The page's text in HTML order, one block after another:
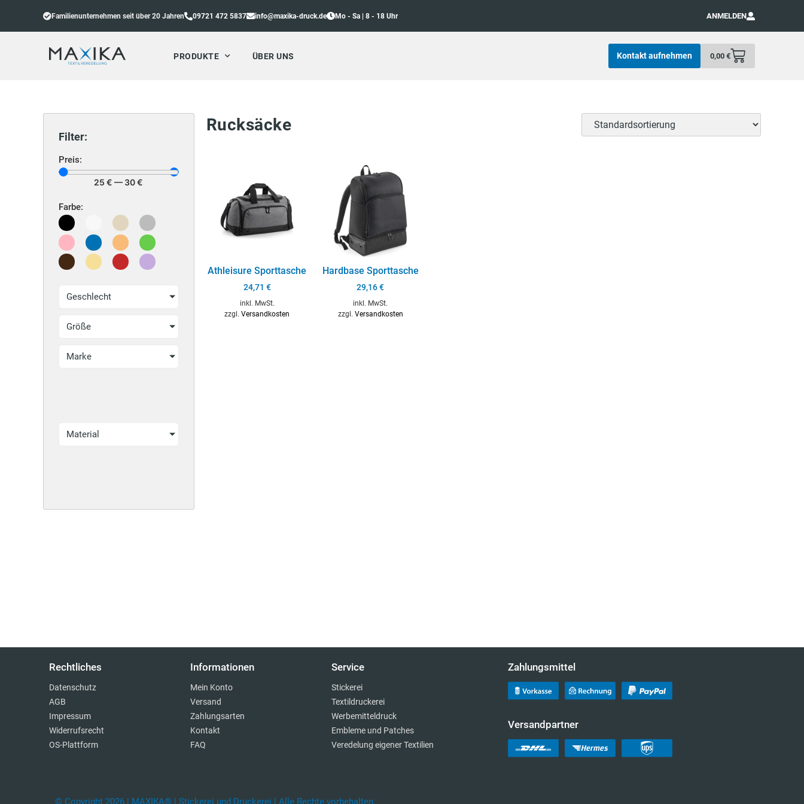
Familienunternehmen seit über 20 Jahren 09721 472 5837 info@maxika-druck.de Mo - Sa | 8 - 18 Uhr ANMELDEN
PRODUKTE ÜBER UNS 0,00 €
Kontakt aufnehmen
Filter:
Preis:
25 € — 30 €
Farbe:
Geschlecht
Größe
Marke
Material
Rucksäcke
Athleisure Sporttasche
24,71 €
inkl. MwSt.
zzgl.Versandkosten
Hardbase Sporttasche
29,16€
inkl. MwSt.
zzgl. Versandkosten
Rechtliches
Datenschutz
AGB
Impressum
Widerrufsrecht
OS-Plattform
Informationen
Mein Konto
Versand
Zahlungsarten
Kontakt
FAQ
Service
Stickerei
Textildruckerei
Werbemitteldruck
Embleme und Patches
Veredelung eigener Textilien
Zahlungsmittel
Versandpartner